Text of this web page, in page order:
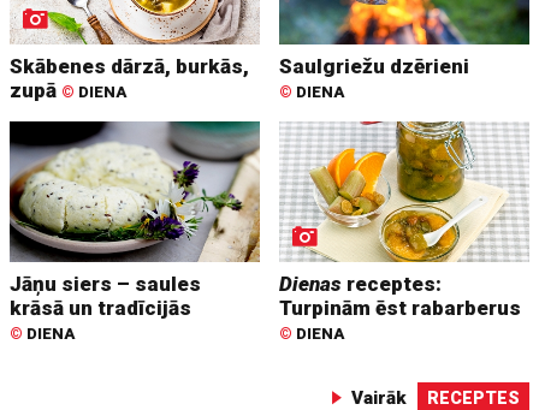
Skābenes dārzā, burkās,
zupā © DIENA
Saulgriežu dzērieni
© DIENA
Jāņu siers – saules
krāsā un tradīcijās
© DIENA
Dienas receptes:
Turpinām ēst rabarberus
© DIENA
Vairāk RECEPTES